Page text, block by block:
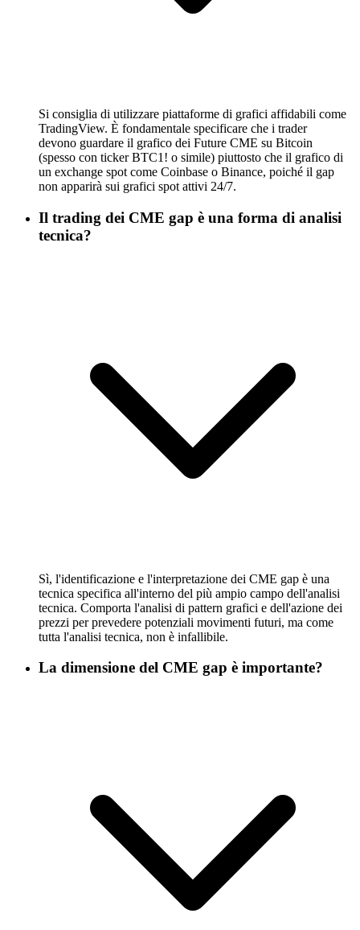
Si consiglia di utilizzare piattaforme di grafici affidabili come
TradingView. È fondamentale specificare che i trader
devono guardare il grafico dei Future CME su Bitcoin
(spesso con ticker BTC1! o simile) piuttosto che il grafico di
un exchange spot come Coinbase o Binance, poiché il gap
non apparirà sui grafici spot attivi 24/7.
Il trading dei CME gap è una forma di analisi
tecnica?
Sì, l'identificazione e l'interpretazione dei CME gap è una
tecnica specifica all'interno del più ampio campo dell'analisi
tecnica. Comporta l'analisi di pattern grafici e dell'azione dei
prezzi per prevedere potenziali movimenti futuri, ma come
tutta l'analisi tecnica, non è infallibile.
La dimensione del CME gap è importante?